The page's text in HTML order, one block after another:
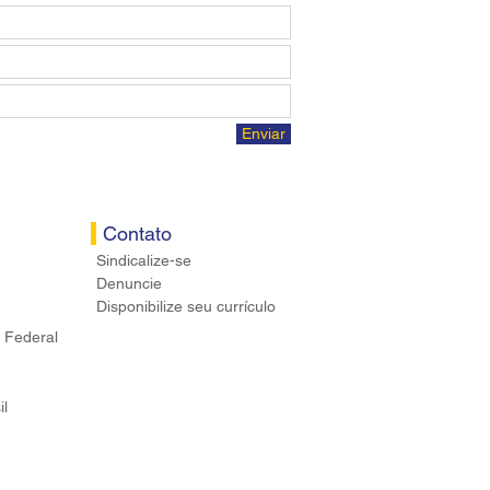
Enviar
Federal
Contato
Sindicalize-se
Denuncie
Disponibilize seu currículo